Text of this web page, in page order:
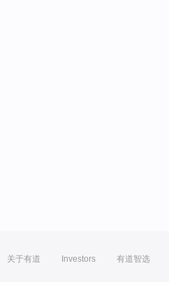
关于有道 Investors 有道智选